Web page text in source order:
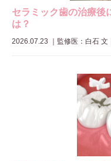
セラミック歯の治療後
は？
2026.07.23 ｜ 監修医：白石 文